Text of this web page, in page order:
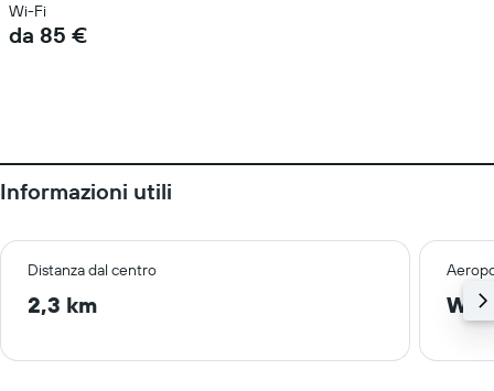
Wi-Fi
da 85 €
Informazioni utili
Distanza dal centro
2,3 km